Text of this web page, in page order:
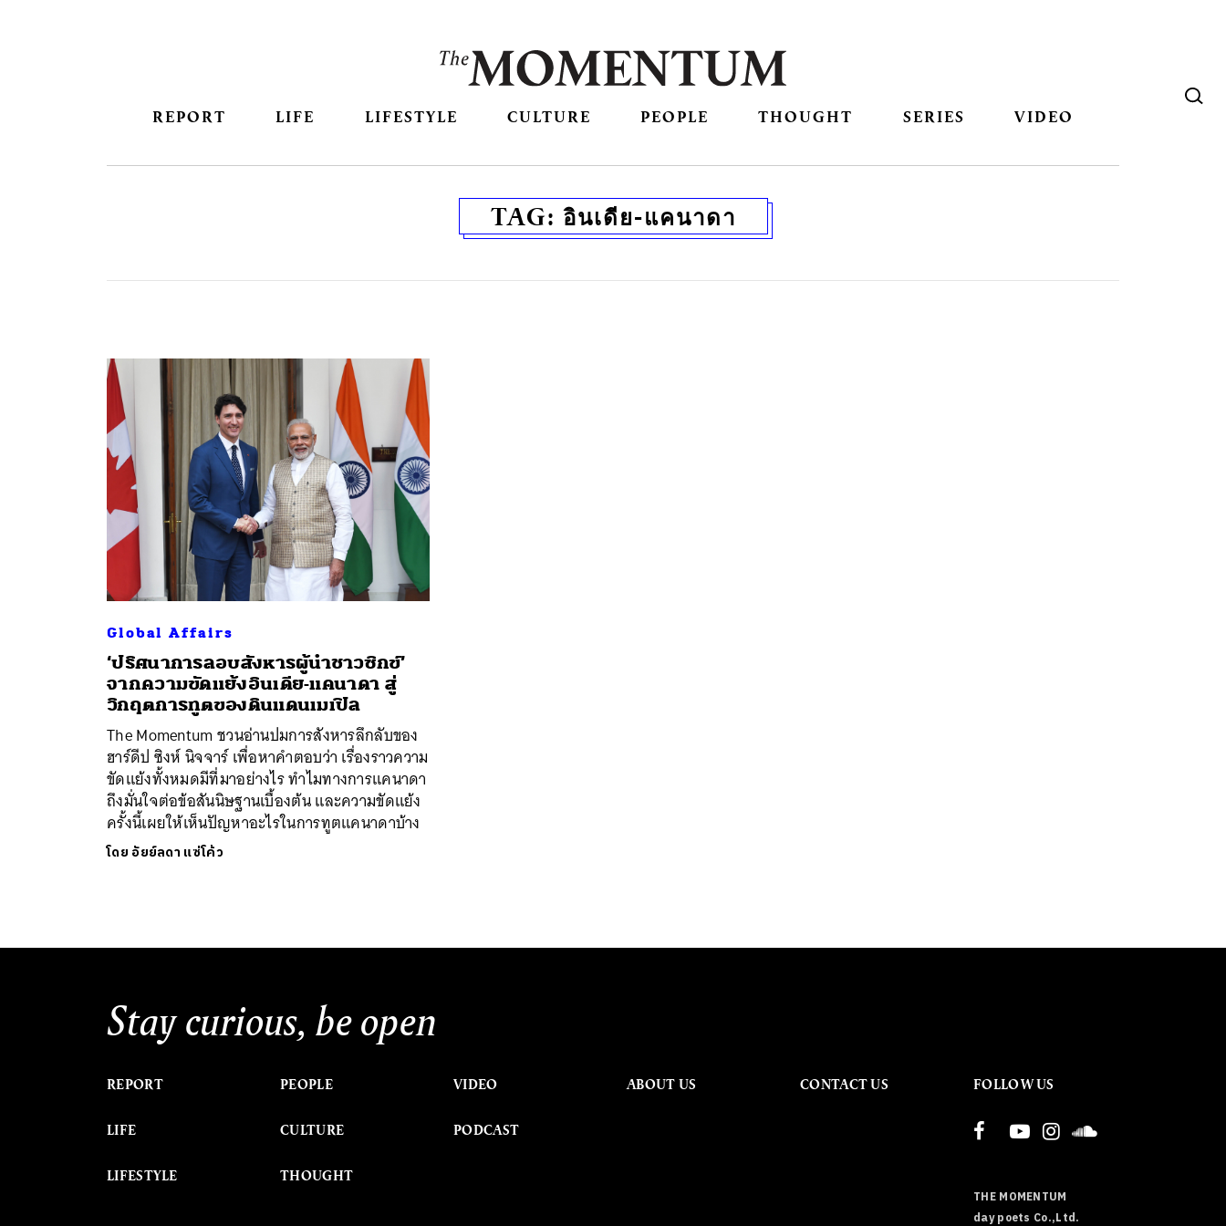
REPORT LIFE LIFESTYLE CULTURE PEOPLE THOUGHT SERIES VIDEO
TAG: อินเดีย-แคนาดา
Global Affairs
‘ปริศนาการลอบสังหารผู้นำชาวซิกข์’
จากความขัดแย้งอินเดีย-แคนาดา สู่
วิกฤตการทูตของดินแดนเมเปิล
The Momentum ชวนอ่านปมการสังหารลึกลับของ
ฮาร์ดีป ซิงห์ นิจจาร์ เพื่อหาคำตอบว่า เรื่องราวความ
ขัดแย้งทั้งหมดมีที่มาอย่างไร ทำไมทางการแคนาดา
ถึงมั่นใจต่อข้อสันนิษฐานเบื้องต้น และความขัดแย้ง
ครั้งนี้เผยให้เห็นปัญหาอะไรในการทูตแคนาดาบ้าง
โดย อัยย์ลดา แซ่โค้ว
Stay curious, be open
REPORT
LIFE
LIFESTYLE
PEOPLE
CULTURE
THOUGHT
VIDEO
PODCAST
ABOUT US CONTACT US FOLLOW US
THE MOMENTUM
day poets Co.,Ltd.
ค้นหา